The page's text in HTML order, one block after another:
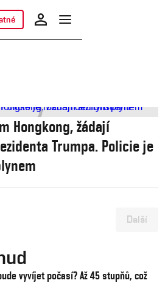
Hongkong, žádají
Trumpa. Policie je
Další
vyvíjet počasí? Až 45 stupňů, což